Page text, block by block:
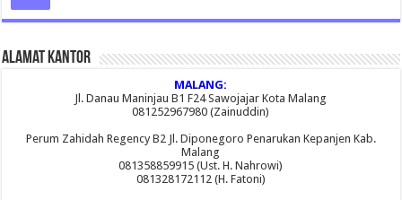
Alamat Kantor
MALANG:
Jl. Danau Maninjau B1 F24 Sawojajar Kota Malang
081252967980 (Zainuddin)
Perum Zahidah Regency B2 Jl. Diponegoro Penarukan Kepanjen Kab.
Malang
081358859915 (Ust. H. Nahrowi)
081328172112 (H. Fatoni)